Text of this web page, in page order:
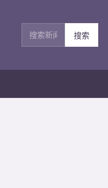
搜索新闻
搜索